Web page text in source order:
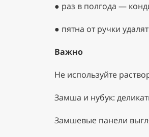
● раз в полгода —
● пятна от ручки
Важно
Не используйте
Замша и нубук:
Замшевые панели